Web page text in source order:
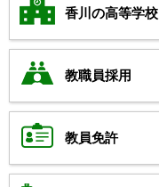
香川の高等学校
教職員採用
教員免許